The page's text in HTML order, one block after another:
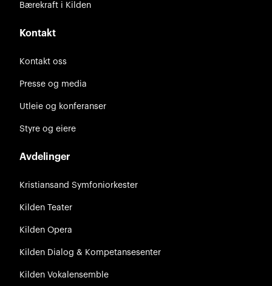
Bærekraft i Kilden
Kontakt
Kontakt oss
Presse og media
Utleie og konferanser
Styre og eiere
Avdelinger
Kristiansand Symfoniorkester
Kilden Teater
Kilden Opera
Kilden Dialog & Kompetansesenter
Kilden Vokalensemble